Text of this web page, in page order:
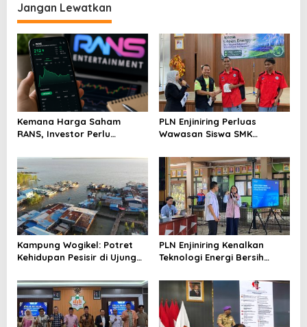
a
s
i
p
o
s
Jangan Lewatkan
Kemana Harga Saham
RANS, Investor Perlu
Menghindari Spekulasi
Berlebihan
PLN Enjiniring Perluas
Wawasan Siswa SMK
Perubahan Iklim
Kampung Wogikel: Potret
Kehidupan Pesisir di Ujung
Bertahan di Tengah
Keterbatasan
PLN Enjiniring Kenalkan
Teknologi Energi Bersih